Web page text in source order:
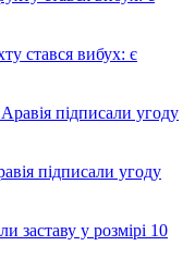
стався вибух: є
підписали угоду